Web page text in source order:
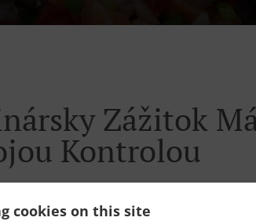
cookies on this site
Zážitok
Kontrolou